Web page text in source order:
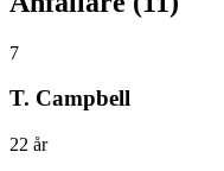
7
T. Campbell
22 år